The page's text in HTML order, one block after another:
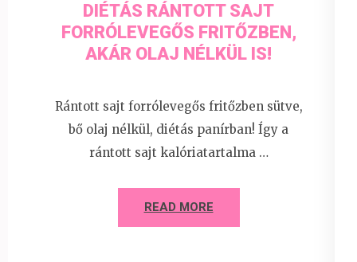
DIÉTÁS RÁNTOTT SAJT
FORRÓLEVEGŐS FRITŐZBEN,
AKÁR OLAJ NÉLKÜL IS!
Rántott sajt forrólevegős fritőzben sütve,
bő olaj nélkül, diétás panírban! Így a
rántott sajt kalóriatartalma …
READ MORE